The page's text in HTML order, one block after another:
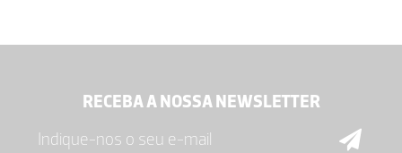
RECEBA A NOSSA NEWSLETTER